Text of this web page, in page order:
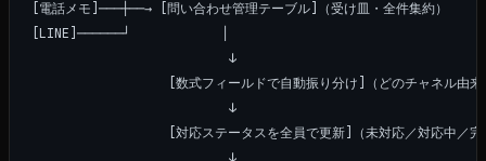
[電話メモ]───┼──→ [問い合わせ管理テーブル]（受け皿・全件集約）
[LINE]──────┘            │
                          ↓
[数式フィールドで自動振り分け]（どのチャネル由来
                          ↓
[対応ステータスを全員で更新]（未対応／対応中／完